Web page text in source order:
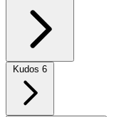
Kudos 6